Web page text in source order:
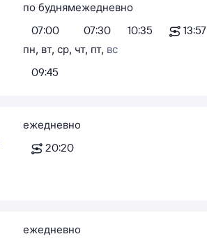
по будням
07:00
ежедневно
07:30
10:35 13:57
пн, вт, ср, чт, пт, вс
09:45
ежедневно
20:20
ежедневно